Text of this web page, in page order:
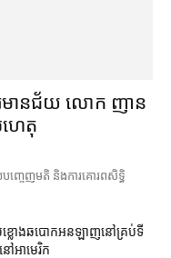
ដរមានជ័យ លោក ញាន
ហេតុ
ញ្ចេញមតិ និង​ការគោរព​សិទ្ធិ
មេខ្លោង​ឆបោក​អនឡាញ​នៅ​គ្រប់​ទី
ៅ​អាមេរិក